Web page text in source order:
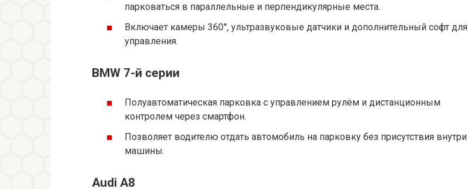
парковаться в параллельные и перпендикулярные места.
Включает камеры 360°, ультразвуковые датчики и дополнительный софт для
управления.
BMW 7-й серии
Полуавтоматическая парковка с управлением рулём и дистанционным
контролем через смартфон.
Позволяет водителю отдать автомобиль на парковку без присутствия внутри
машины.
Audi A8